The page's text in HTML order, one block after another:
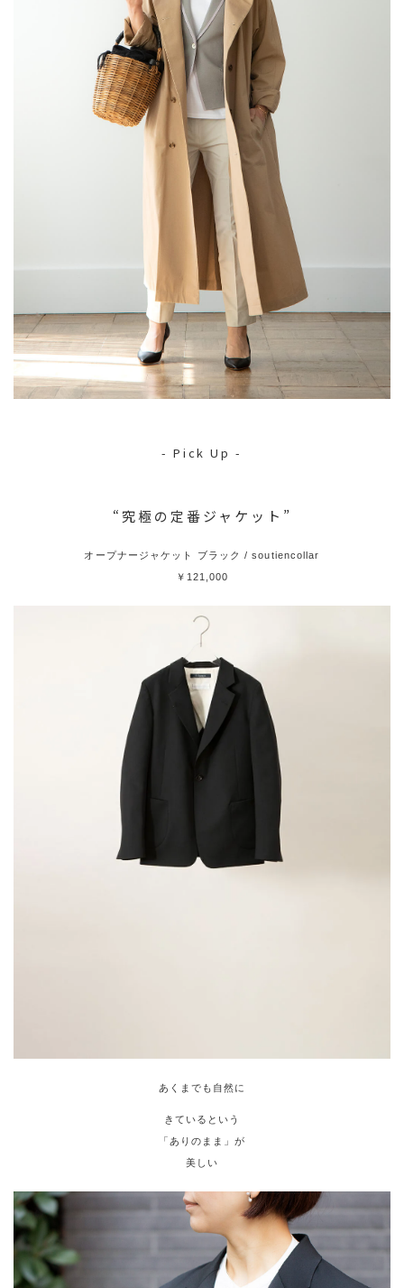
- Pick Up -
“究極の定番ジャケット”
オープナージャケット ブラック / soutiencollar
￥121,000
あくまでも自然に
きているという
「ありのまま」が
美しい